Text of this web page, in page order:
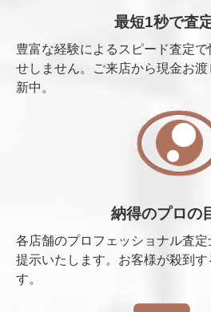
最短1秒で査
豊富な経験によるスピード査定
せしません。ご来店から現金お
新中。
納得のプロの
各店舗のプロフェッショナル査
提示いたします。お客様が殺到す
す。